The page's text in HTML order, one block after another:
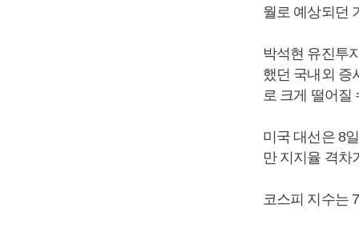
월로 예상되던
박석현 유진투
했던 국내외 증
로 크게 떨어질
미국 대선은 8
만 지지율 격차
코스피 지수는